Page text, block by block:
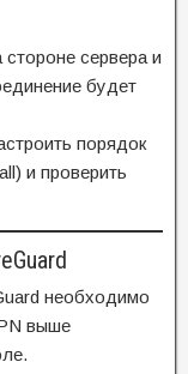
сервера и
будет
порядок
и проверить
необходимо
выше